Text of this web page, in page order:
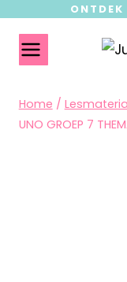
ONTDEK
Home /
UNO GROEP 7